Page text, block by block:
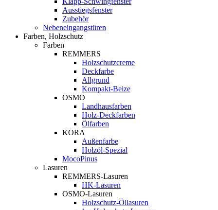
Ausstiegsfenster
Zubehör
Nebeneingangstüren
Farben, Holzschutz
Farben
REMMERS
Holzschutzcreme
Deckfarbe
Allgrund
Kompakt-Beize
OSMO
Landhausfarben
Holz-Deckfarben
Ölfarben
KORA
Außenfarbe
Holzöl-Spezial
MocoPinus
Lasuren
REMMERS-Lasuren
HK-Lasuren
OSMO-Lasuren
Holzschutz-Öllasuren